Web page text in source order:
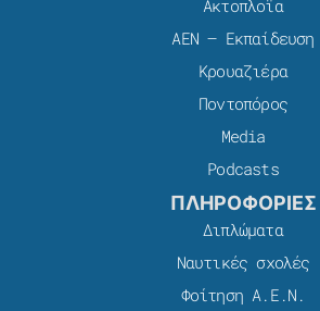
Ακτοπλοϊα
ΑΕΝ – Εκπαίδευση
Κρουαζιέρα
Ποντοπόρος
Media
Podcasts
ΠΛΗΡΟΦΟΡΙΕΣ
Διπλώματα
Ναυτικές σχολές
Φοίτηση Α.Ε.Ν.